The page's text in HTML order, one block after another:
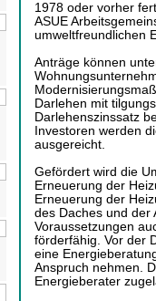
1978 oder vorher
ASUE
umweltfreundlichen
Anträge können
Darlehen mit
Darlehenszinssatz
Investoren werden
ausgereicht.
Gefördert wird die
Erneuerung der
Erneuerung der
des Daches und der
Voraussetzungen
förderfähig. Vor der
eine
Anspruch nehmen.
Energieberater